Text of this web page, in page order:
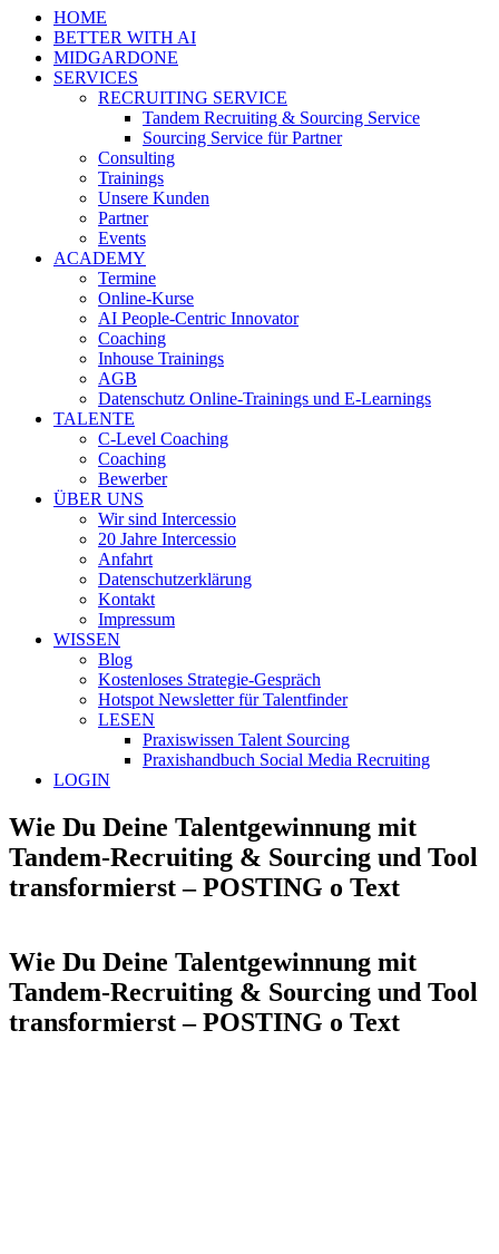
HOME
BETTER WITH AI
MIDGARDONE
SERVICES
RECRUITING SERVICE
Tandem Recruiting & Sourcing Service
Sourcing Service für Partner
Consulting
Trainings
Unsere Kunden
Partner
Events
ACADEMY
Termine
Online-Kurse
AI People-Centric Innovator
Coaching
Inhouse Trainings
AGB
Datenschutz Online-Trainings und E-Learnings
TALENTE
C-Level Coaching
Coaching
Bewerber
ÜBER UNS
Wir sind Intercessio
20 Jahre Intercessio
Anfahrt
Datenschutzerklärung
Kontakt
Impressum
WISSEN
Blog
Kostenloses Strategie-Gespräch
Hotspot Newsletter für Talentfinder
LESEN
Praxiswissen Talent Sourcing
Praxishandbuch Social Media Recruiting
LOGIN
Wie Du Deine Talentgewinnung mit
Tandem-Recruiting & Sourcing und Tool
transformierst – POSTING o Text
Wie Du Deine Talentgewinnung mit
Tandem-Recruiting & Sourcing und Tool
transformierst – POSTING o Text